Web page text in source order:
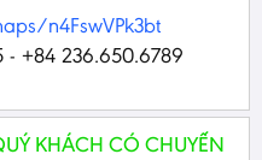
n4FswVPk3bt
- +84 236.650.6789
KHÁCH CÓ CHUYẾN